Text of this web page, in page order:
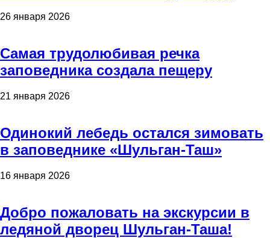
26 января 2026
Самая трудолюбивая речка
заповедника создала пещеру
21 января 2026
Одинокий лебедь остался зимовать
в заповеднике «Шульган-Таш»
16 января 2026
Добро пожаловать на экскурсии в
ледяной дворец Шульган-Таша!